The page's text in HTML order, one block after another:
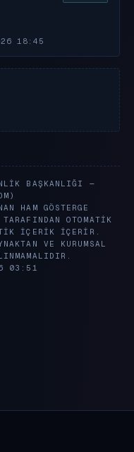
18:45
BAŞKANLIĞI —
HAM GÖSTERGE
OTOMATIK
IÇERIK IÇERIR.
VE KURUMSAL
03:51